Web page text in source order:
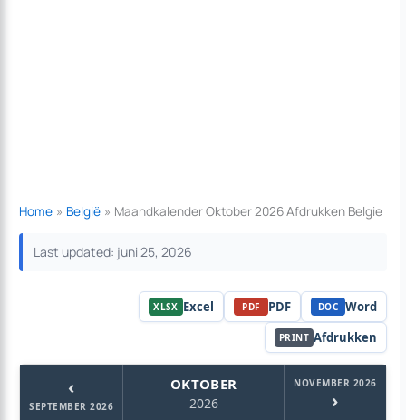
Home België Maandkalender Oktober 2026 Afdrukken Belgie
Last updated: juni 25, 2026
XLSX Excel PDF PDF DOC Word
PRINT Afdrukken
‹
SEPTEMBER 2026
OKTOBER
2026
NOVEMBER 2026
›